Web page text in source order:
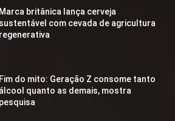
Marca britânica lança cerveja
sustentável com cevada de agricultura
regenerativa
Fim do mito: Geração Z consome tanto
álcool quanto as demais, mostra
pesquisa